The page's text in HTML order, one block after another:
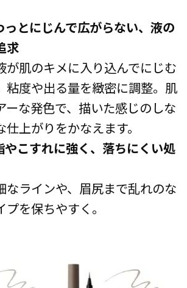
とにじんで広がらない、液の
求
が肌のキメに入り込んでにじむ
粘度や出る量を緻密に調整。肌
ーな発色で、描いた感じのしな
上がりをかなえます。
こすれに強く、落ちにくい処
なラインや、眉尻まで乱れのな
を保ちやすく。